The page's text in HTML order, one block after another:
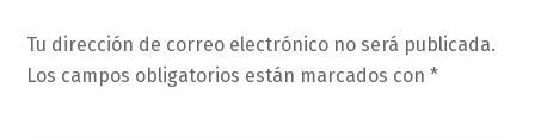
Tu dirección de correo electrónico no será publicada.
Los campos obligatorios están marcados con*